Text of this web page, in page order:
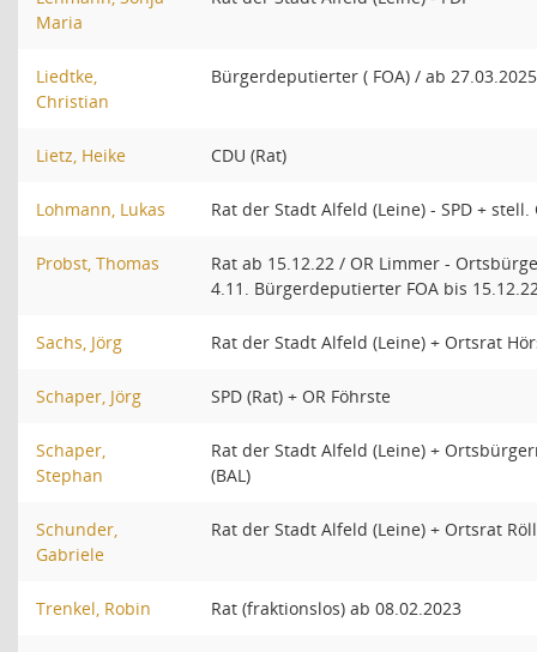
Maria
Liedtke,
Christian
Bürgerdeputierter ( FOA) / ab
Lietz, Heike CDU (Rat)
Lohmann, Lukas Rat der Stadt Alfeld (Leine) - SPD +
Probst, Thomas
Rat ab 15.12.22 / OR Limmer -
4.11. Bürgerdeputierter FOA bis
Sachs, Jörg Rat der Stadt Alfeld (Leine) + Ortsrat
Schaper, Jörg SPD (Rat) + OR Föhrste
Schaper,
Stephan
Rat der Stadt Alfeld (Leine) +
(BAL)
Schunder,
Gabriele
Rat der Stadt Alfeld (Leine) + Ortsrat
Trenkel, Robin Rat (fraktionslos) ab 08.02.2023